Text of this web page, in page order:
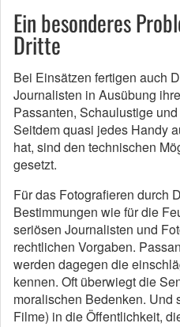
Ein besonderes
Dritte
Bei Einsätzen fertigen auch
Journalisten in Ausübung
Passanten, Schaulustige
Seitdem quasi jedes Handy
hat, sind den technischen
gesetzt.
Für das Fotografieren durch
Bestimmungen wie für die
seriösen Journalisten und
rechtlichen Vorgaben.
werden dagegen die
kennen. Oft überwiegt die
moralischen Bedenken. Und
Filme) in die Öffentlichkeit,